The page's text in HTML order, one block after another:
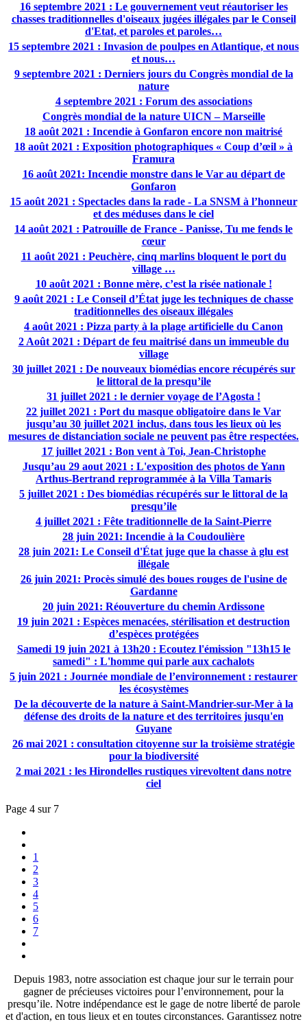
16 septembre 2021 : Le gouvernement veut réautoriser les
chasses traditionnelles d'oiseaux jugées illégales par le Conseil
d'Etat, et paroles et paroles…
15 septembre 2021 : Invasion de poulpes en Atlantique, et nous
et nous…
9 septembre 2021 : Derniers jours du Congrès mondial de la
nature
4 septembre 2021 : Forum des associations
Congrès mondial de la nature UICN – Marseille
18 août 2021 : Incendie à Gonfaron encore non maitrisé
18 août 2021 : Exposition photographiques « Coup d’œil » à
Framura
16 août 2021: Incendie monstre dans le Var au départ de
Gonfaron
15 août 2021 : Spectacles dans la rade - La SNSM à l’honneur
et des méduses dans le ciel
14 août 2021 : Patrouille de France - Panisse, Tu me fends le
cœur
11 août 2021 : Peuchère, cinq marlins bloquent le port du
village …
10 août 2021 : Bonne mère, c’est la risée nationale !
9 août 2021 : Le Conseil d’État juge les techniques de chasse
traditionnelles des oiseaux illégales
4 août 2021 : Pizza party à la plage artificielle du Canon
2 Août 2021 : Départ de feu maitrisé dans un immeuble du
village
30 juillet 2021 : De nouveaux biomédias encore récupérés sur
le littoral de la presqu’ile
31 juillet 2021 : le dernier voyage de l’Agosta !
22 juillet 2021 : Port du masque obligatoire dans le Var
jusqu’au 30 juillet 2021 inclus, dans tous les lieux où les
mesures de distanciation sociale ne peuvent pas être respectées.
17 juillet 2021 : Bon vent à Toi, Jean-Christophe
Jusqu’au 29 aout 2021 : L'exposition des photos de Yann
Arthus-Bertrand reprogrammée à la Villa Tamaris
5 juillet 2021 : Des biomédias récupérés sur le littoral de la
presqu’ile
4 juillet 2021 : Fête traditionnelle de la Saint-Pierre
28 juin 2021: Incendie à la Coudoulière
28 juin 2021: Le Conseil d'État juge que la chasse à glu est
illégale
26 juin 2021: Procès simulé des boues rouges de l'usine de
Gardanne
20 juin 2021: Réouverture du chemin Ardissone
19 juin 2021 : Espèces menacées, stérilisation et destruction
d’espèces protégées
Samedi 19 juin 2021 à 13h20 : Ecoutez l'émission "13h15 le
samedi" : L'homme qui parle aux cachalots
5 juin 2021 : Journée mondiale de l’environnement : restaurer
les écosystèmes
De la découverte de la nature à Saint-Mandrier-sur-Mer à la
défense des droits de la nature et des territoires jusqu'en
Guyane
26 mai 2021 : consultation citoyenne sur la troisième stratégie
pour la biodiversité
2 mai 2021 : les Hirondelles rustiques virevoltent dans notre
ciel
Page 4 sur 7
1
2
3
4
5
6
7
Depuis 1983, notre association est chaque jour sur le terrain pour
gagner de précieuses victoires pour l’environnement, pour la
presqu’ile. Notre indépendance est le gage de notre liberté de parole
et d'action, en tous lieux et en toutes circonstances. Garantissez notre